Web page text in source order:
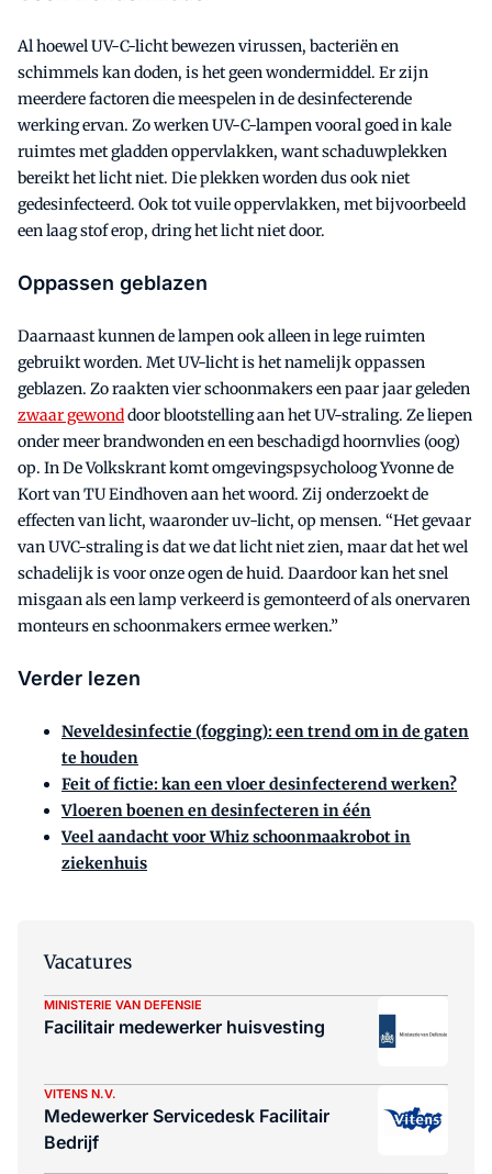
Al hoewel UV-C-licht bewezen virussen, bacteriën en
schimmels kan doden, is het geen wondermiddel. Er zijn
meerdere factoren die meespelen in de desinfecterende
werking ervan. Zo werken UV-C-lampen vooral goed in kale
ruimtes met gladden oppervlakken, want schaduwplekken
bereikt het licht niet. Die plekken worden dus ook niet
gedesinfecteerd. Ook tot vuile oppervlakken, met bijvoorbeeld
een laag stof erop, dring het licht niet door.
Oppassen geblazen
Daarnaast kunnen de lampen ook alleen in lege ruimten
gebruikt worden. Met UV-licht is het namelijk oppassen
geblazen. Zo raakten vier schoonmakers een paar jaar geleden
zwaar gewonddoor blootstelling aan het UV-straling. Ze liepen
onder meer brandwonden en een beschadigd hoornvlies (oog)
op. In De Volkskrant komt omgevingspsycholoog Yvonne de
Kort van TU Eindhoven aan het woord. Zij onderzoekt de
effecten van licht, waaronder uv-licht, op mensen. “Het gevaar
van UVC-straling is dat we dat licht niet zien, maar dat het wel
schadelijk is voor onze ogen de huid. Daardoor kan het snel
misgaan als een lamp verkeerd is gemonteerd of als onervaren
monteurs en schoonmakers ermee werken.”
Verder lezen
Neveldesinfectie (fogging): een trend om in de gaten
te houden
Feit of fictie: kan een vloer desinfecterend werken?
Vloeren boenen en desinfecteren in één
Veel aandacht voor Whiz schoonmaakrobot in
ziekenhuis
Vacatures
MINISTERIE VAN DEFENSIE
Facilitair medewerker huisvesting
VITENS N.V.
Medewerker Servicedesk Facilitair
Bedrijf